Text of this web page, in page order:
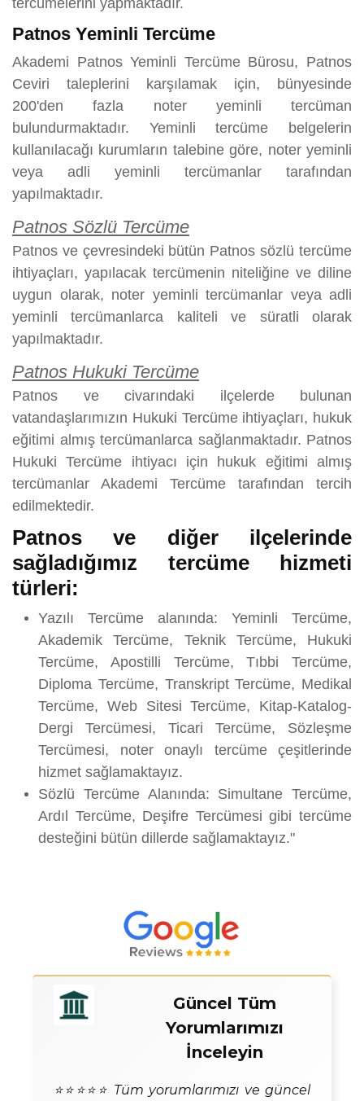
tercümelerini yapmaktadır.
Patnos Yeminli Tercüme
Akademi Patnos Yeminli Tercüme Bürosu, Patnos
Ceviri taleplerini karşılamak için, bünyesinde
200'den fazla noter yeminli tercüman
bulundurmaktadır. Yeminli tercüme belgelerin
kullanılacağı kurumların talebine göre, noter yeminli
veya adli yeminli tercümanlar tarafından
yapılmaktadır.
Patnos Sözlü Tercüme
Patnos ve çevresindeki bütün Patnos sözlü tercüme
ihtiyaçları, yapılacak tercümenin niteliğine ve diline
uygun olarak, noter yeminli tercümanlar veya adli
yeminli tercümanlarca kaliteli ve süratli olarak
yapılmaktadır.
Patnos Hukuki Tercüme
Patnos ve civarındaki ilçelerde bulunan
vatandaşlarımızın Hukuki Tercüme ihtiyaçları, hukuk
eğitimi almış tercümanlarca sağlanmaktadır. Patnos
Hukuki Tercüme ihtiyacı için hukuk eğitimi almış
tercümanlar Akademi Tercüme tarafından tercih
edilmektedir.
Patnos ve diğer ilçelerinde
sağladığımız tercüme hizmeti
türleri:
Yazılı Tercüme alanında: Yeminli Tercüme,
Akademik Tercüme, Teknik Tercüme, Hukuki
Tercüme, Apostilli Tercüme, Tıbbi Tercüme,
Diploma Tercüme, Transkript Tercüme, Medikal
Tercüme, Web Sitesi Tercüme, Kitap-Katalog-
Dergi Tercümesi, Ticari Tercüme, Sözleşme
Tercümesi, noter onaylı tercüme çeşitlerinde
hizmet sağlamaktayız.
Sözlü Tercüme Alanında: Simultane Tercüme,
Ardıl Tercüme, Deşifre Tercümesi gibi tercüme
desteğini bütün dillerde sağlamaktayız."
Güncel Tüm
Yorumlarımızı
İnceleyin
⭐⭐⭐⭐⭐ Tüm yorumlarımızı ve güncel